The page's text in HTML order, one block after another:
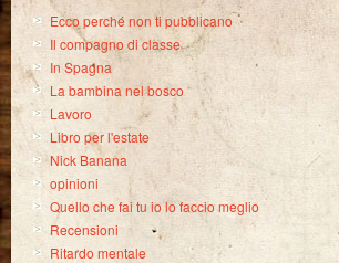
Ecco perché non ti pubblicano
Il compagno di classe
In Spagna
La bambina nel bosco
Lavoro
Libro per l'estate
Nick Banana
opinioni
Quello che fai tu io lo faccio meglio
Recensioni
Ritardo mentale